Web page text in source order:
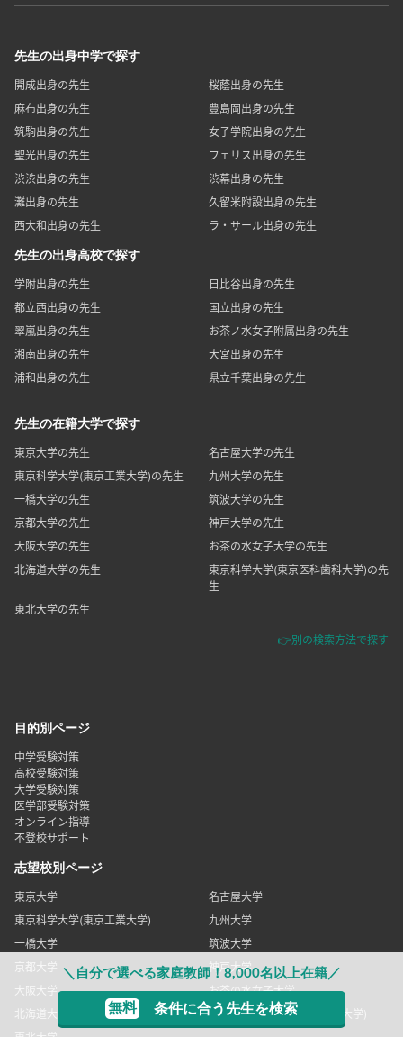
＼自分で選べる家庭教師！8,000名以上在籍／
無料 条件に合う先生を検索
先生の出身中学で探す
開成出身の先生
桜蔭出身の先生
麻布出身の先生
豊島岡出身の先生
筑駒出身の先生
女子学院出身の先生
聖光出身の先生
フェリス出身の先生
渋渋出身の先生
渋幕出身の先生
灘出身の先生
久留米附設出身の先生
西大和出身の先生
ラ・サール出身の先生
先生の出身高校で探す
学附出身の先生
日比谷出身の先生
都立西出身の先生
国立出身の先生
翠嵐出身の先生
お茶ノ水女子附属出身の先生
湘南出身の先生
大宮出身の先生
浦和出身の先生
県立千葉出身の先生
先生の在籍大学で探す
東京大学の先生
名古屋大学の先生
東京科学大学(東京工業大学)の先生
九州大学の先生
一橋大学の先生
筑波大学の先生
京都大学の先生
神戸大学の先生
大阪大学の先生
お茶の水女子大学の先生
北海道大学の先生
東京科学大学(東京医科歯科大学)の先
生
東北大学の先生
👉別の検索方法で探す
目的別ページ
中学受験対策
高校受験対策
大学受験対策
医学部受験対策
オンライン指導
不登校サポート
志望校別ページ
東京大学
名古屋大学
東京科学大学(東京工業大学)
九州大学
一橋大学
筑波大学
京都大学
神戸大学
大阪大学
お茶の水女子大学
北海道大学
東京科学大学(東京医科歯科大学)